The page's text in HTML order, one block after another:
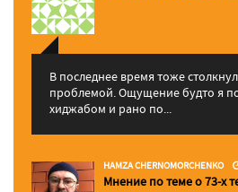
В последнее время тоже
проблемой. Ощущение будто я
хиджабом и рано по...
HAMZA CHERNOMORCHENKO
Мнение по теме о 73-х